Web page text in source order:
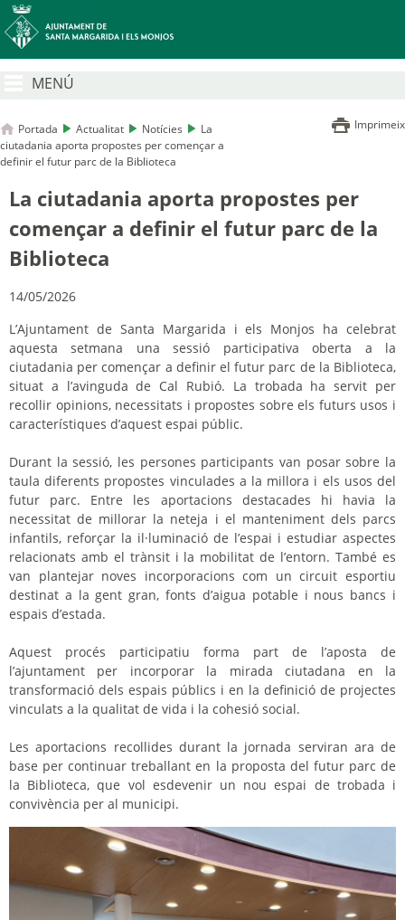
MENÚ
Portada Actualitat Notícies
La
ciutadania aporta propostes per començar a
definir el futur parc de la Biblioteca
Imprimeix
La ciutadania aporta propostes per
començar a definir el futur parc de la
Biblioteca
14/05/2026
L’Ajuntament de Santa Margarida i els Monjos ha celebrat
aquesta setmana una sessió participativa oberta a la
ciutadania per començar a definir el futur parc de la Biblioteca,
situat a l’avinguda de Cal Rubió. La trobada ha servit per
recollir opinions, necessitats i propostes sobre els futurs usos i
característiques d’aquest espai públic.
Durant la sessió, les persones participants van posar sobre la
taula diferents propostes vinculades a la millora i els usos del
futur parc. Entre les aportacions destacades hi havia la
necessitat de millorar la neteja i el manteniment dels parcs
infantils, reforçar la il·luminació de l’espai i estudiar aspectes
relacionats amb el trànsit i la mobilitat de l’entorn. També es
van plantejar noves incorporacions com un circuit esportiu
destinat a la gent gran, fonts d’aigua potable i nous bancs i
espais d’estada.
Aquest procés participatiu forma part de l’aposta de
l’ajuntament per incorporar la mirada ciutadana en la
transformació dels espais públics i en la definició de projectes
vinculats a la qualitat de vida i la cohesió social.
Les aportacions recollides durant la jornada serviran ara de
base per continuar treballant en la proposta del futur parc de
la Biblioteca, que vol esdevenir un nou espai de trobada i
convivència per al municipi.